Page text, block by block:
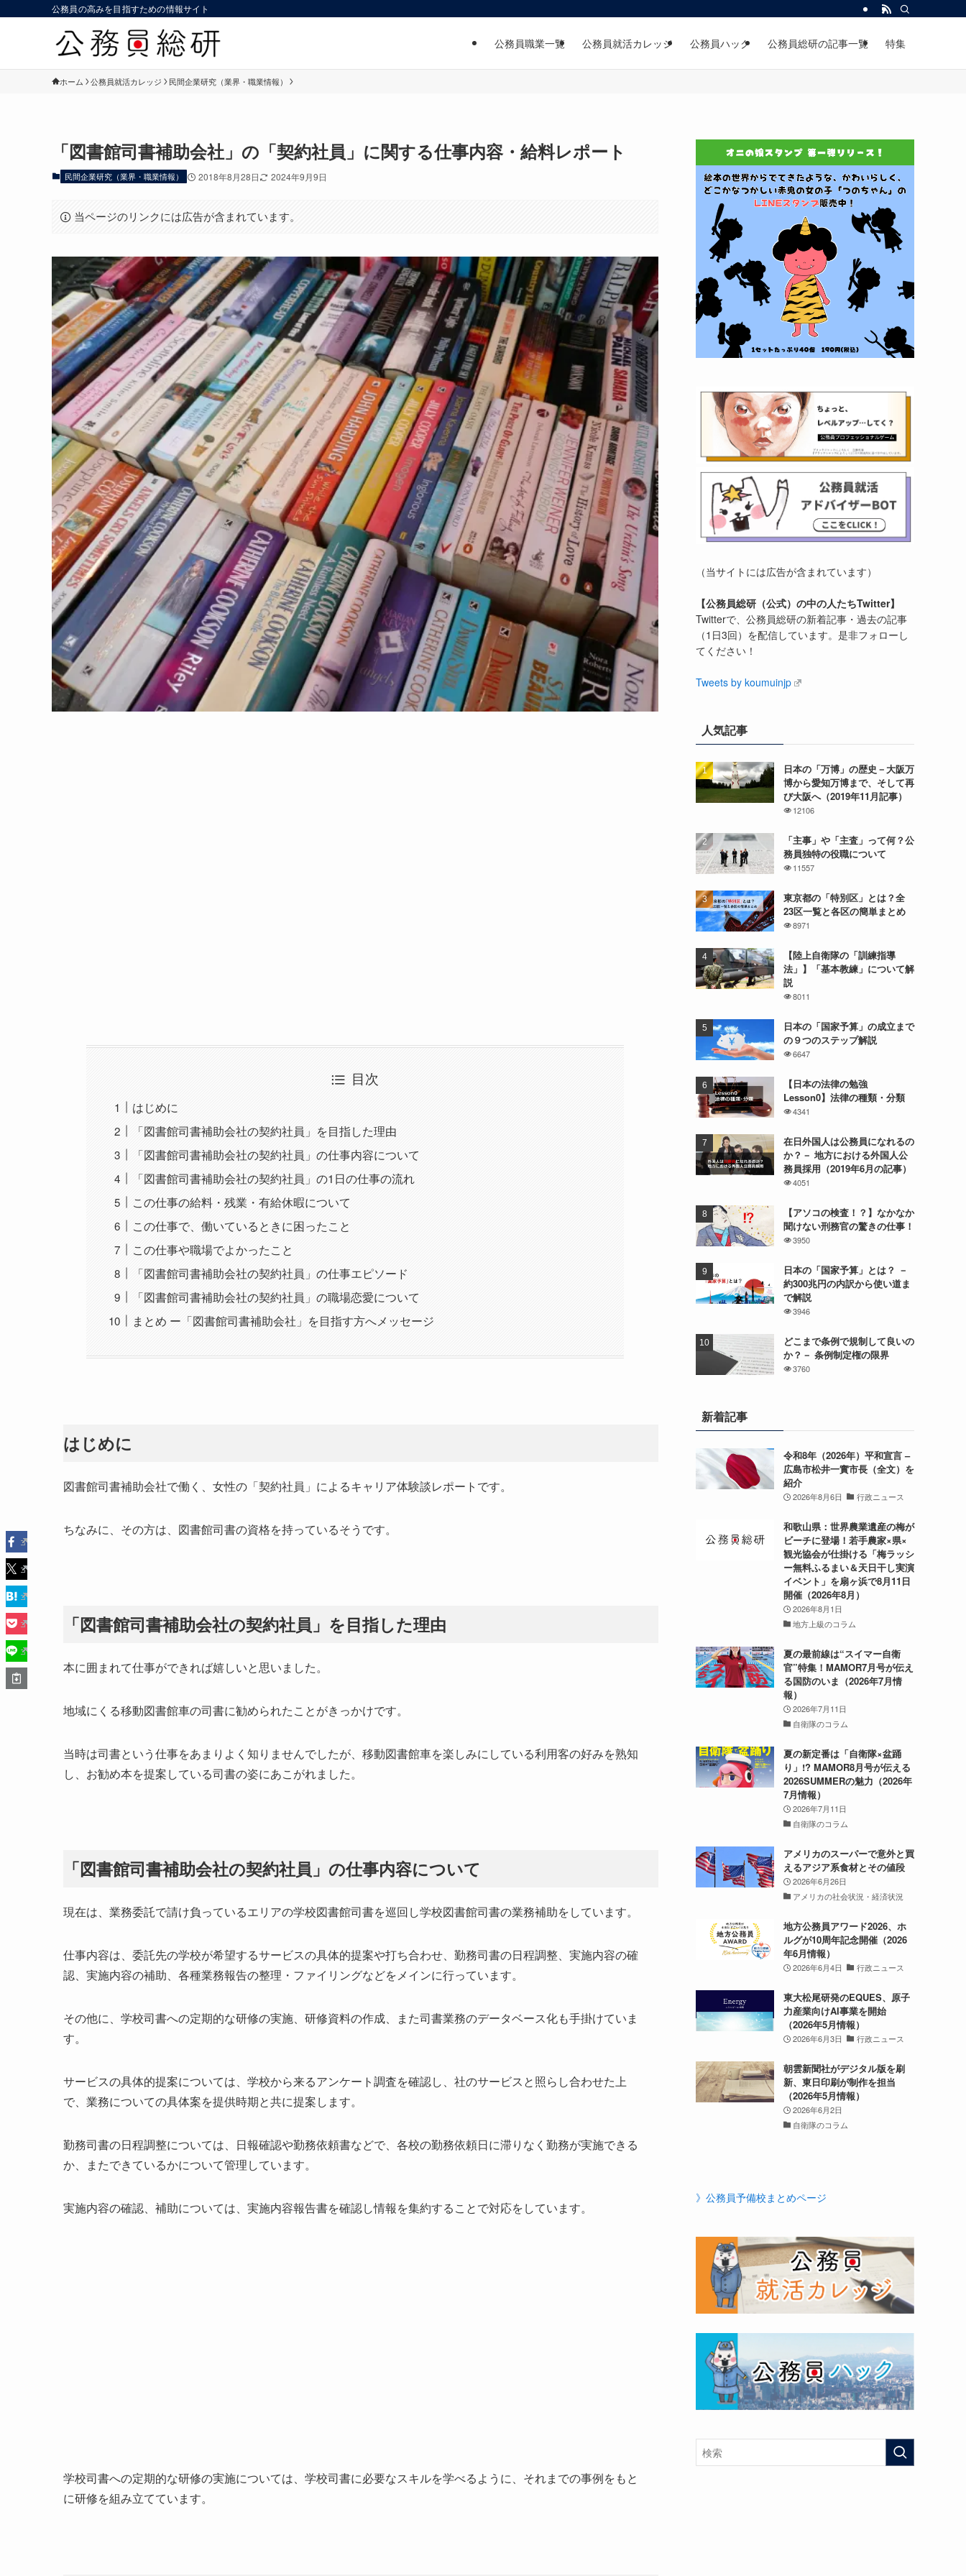
公務員の高みを目指すための情報サイト
公務員職業一覧 公務員就活カレッジ 公務員ハック 公務員総研の記事一覧 特集
ホーム 公務員就活カレッジ 民間企業研究（業界・職業情報）
「図書館司書補助会社」の「契約社員」に関する仕事内容・給料レポート
民間企業研究（業界・職業情報） 2018年8月28日 2024年9月9日
当ページのリンクには広告が含まれています。
目次
はじめに
「図書館司書補助会社の契約社員」を目指した理由
「図書館司書補助会社の契約社員」の仕事内容について
「図書館司書補助会社の契約社員」の1日の仕事の流れ
この仕事の給料・残業・有給休暇について
この仕事で、働いているときに困ったこと
この仕事や職場でよかったこと
「図書館司書補助会社の契約社員」の仕事エピソード
「図書館司書補助会社の契約社員」の職場恋愛について
まとめ ー「図書館司書補助会社」を目指す方へメッセージ
はじめに
図書館司書補助会社で働く、女性の「契約社員」によるキャリア体験談レポートです。
ちなみに、その方は、図書館司書の資格を持っているそうです。
「図書館司書補助会社の契約社員」を目指した理由
本に囲まれて仕事ができれば嬉しいと思いました。
地域にくる移動図書館車の司書に勧められたことがきっかけです。
当時は司書という仕事をあまりよく知りませんでしたが、移動図書館車を楽しみにしている利用客の好みを熟知
し、お勧め本を提案している司書の姿にあこがれました。
「図書館司書補助会社の契約社員」の仕事内容について
現在は、業務委託で請け負っているエリアの学校図書館司書を巡回し学校図書館司書の業務補助をしています。
仕事内容は、委託先の学校が希望するサービスの具体的提案や打ち合わせ、勤務司書の日程調整、実施内容の確
認、実施内容の補助、各種業務報告の整理・ファイリングなどをメインに行っています。
その他に、学校司書への定期的な研修の実施、研修資料の作成、また司書業務のデータベース化も手掛けていま
す。
サービスの具体的提案については、学校から来るアンケート調査を確認し、社のサービスと照らし合わせた上
で、業務についての具体案を提供時期と共に提案します。
勤務司書の日程調整については、日報確認や勤務依頼書などで、各校の勤務依頼日に滞りなく勤務が実施できる
か、またできているかについて管理しています。
実施内容の確認、補助については、実施内容報告書を確認し情報を集約することで対応をしています。
学校司書への定期的な研修の実施については、学校司書に必要なスキルを学べるように、それまでの事例をもと
に研修を組み立てています。
（当サイトには広告が含まれています）
【公務員総研（公式）の中の人たちTwitter】
Twitterで、公務員総研の新着記事・過去の記事
（1日3回）を配信しています。是非フォローし
てください！
Tweets by koumuinjp
人気記事
日本の「万博」の歴史－大阪万
博から愛知万博まで、そして再
び大阪へ（2019年11月記事）
12106
「主事」や「主査」って何？公
務員独特の役職について
11557
東京都の「特別区」とは？全
23区一覧と各区の簡単まとめ
8971
【陸上自衛隊の「訓練指導
法」】「基本教練」について解
説
8011
日本の「国家予算」の成立まで
の９つのステップ解説
6647
【日本の法律の勉強
Lesson0】法律の種類・分類
4341
在日外国人は公務員になれるの
か？－ 地方における外国人公
務員採用（2019年6月の記事）
4051
【アソコの検査！？】なかなか
聞けない刑務官の驚きの仕事！
3950
日本の「国家予算」とは？ －
約300兆円の内訳から使い道ま
で解説
3946
どこまで条例で規制して良いの
か？－ 条例制定権の限界
3760
新着記事
令和8年（2026年）平和宣言 –
広島市松井一實市長（全文）を
紹介
2026年8月6日 行政ニュース
和歌山県：世界農業遺産の梅が
ビーチに登場！若手農家×県×
観光協会が仕掛ける「梅ラッシ
ー無料ふるまい＆天日干し実演
イベント」を扇ヶ浜で8月11日
開催（2026年8月）
2026年8月1日
地方上級のコラム
夏の最前線は“スイマー自衛
官”特集！MAMOR7月号が伝え
る国防のいま（2026年7月情
報）
2026年7月11日
自衛隊のコラム
夏の新定番は「自衛隊×盆踊
り」!? MAMOR8月号が伝える
2026SUMMERの魅力（2026年
7月情報）
2026年7月11日
自衛隊のコラム
アメリカのスーパーで意外と買
えるアジア系食材とその値段
2026年6月26日
アメリカの社会状況・経済状況
地方公務員アワード2026、ホ
ルグが10周年記念開催（2026
年6月情報）
2026年6月4日 行政ニュース
東大松尾研発のEQUES、原子
力産業向けAI事業を開始
（2026年5月情報）
2026年6月3日 行政ニュース
朝雲新聞社がデジタル版を刷
新、東日印刷が制作を担当
（2026年5月情報）
2026年6月2日
自衛隊のコラム
》公務員予備校まとめページ